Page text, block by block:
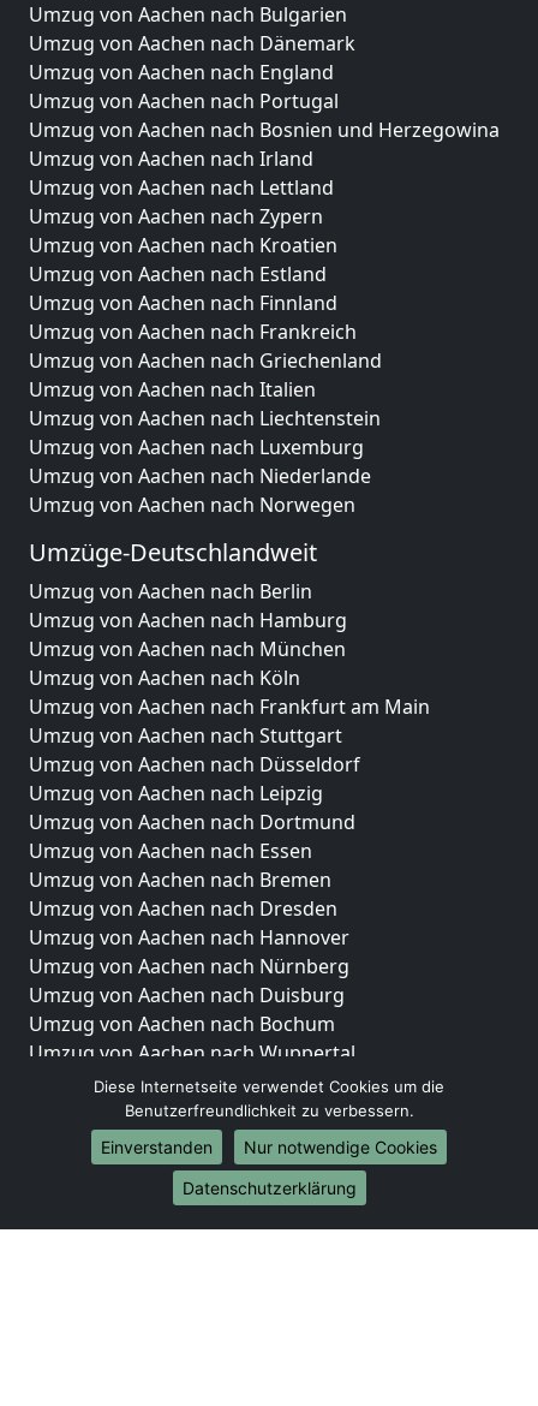
Umzug von Aachen nach Bulgarien
Umzug von Aachen nach Dänemark
Umzug von Aachen nach England
Umzug von Aachen nach Portugal
Umzug von Aachen nach Bosnien und Herzegowina
Umzug von Aachen nach Irland
Umzug von Aachen nach Lettland
Umzug von Aachen nach Zypern
Umzug von Aachen nach Kroatien
Umzug von Aachen nach Estland
Umzug von Aachen nach Finnland
Umzug von Aachen nach Frankreich
Umzug von Aachen nach Griechenland
Umzug von Aachen nach Italien
Umzug von Aachen nach Liechtenstein
Umzug von Aachen nach Luxemburg
Umzug von Aachen nach Niederlande
Umzug von Aachen nach Norwegen
Umzüge-Deutschlandweit
Umzug von Aachen nach Berlin
Umzug von Aachen nach Hamburg
Umzug von Aachen nach München
Umzug von Aachen nach Köln
Umzug von Aachen nach Frankfurt am Main
Umzug von Aachen nach Stuttgart
Umzug von Aachen nach Düsseldorf
Umzug von Aachen nach Leipzig
Umzug von Aachen nach Dortmund
Umzug von Aachen nach Essen
Umzug von Aachen nach Bremen
Umzug von Aachen nach Dresden
Umzug von Aachen nach Hannover
Umzug von Aachen nach Nürnberg
Umzug von Aachen nach Duisburg
Umzug von Aachen nach Bochum
Umzug von Aachen nach Wuppertal
Umzug von Aachen nach Bielefeld
Umzug von Aachen nach Bonn
Umzug von Aachen nach Münster
Internationale-Umzüge
Umzug von Aachen nach Brasilien
Diese Internetseite verwendet Cookies um die
Benutzerfreundlichkeit zu verbessern.
Einverstanden
Nur notwendige Cookies
Datenschutzerklärung